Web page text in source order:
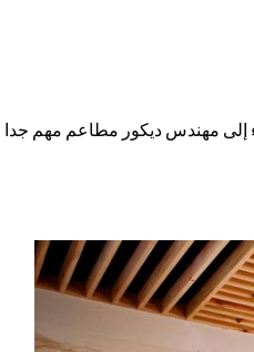
مهندس ديكور مطاعم مهم جدا